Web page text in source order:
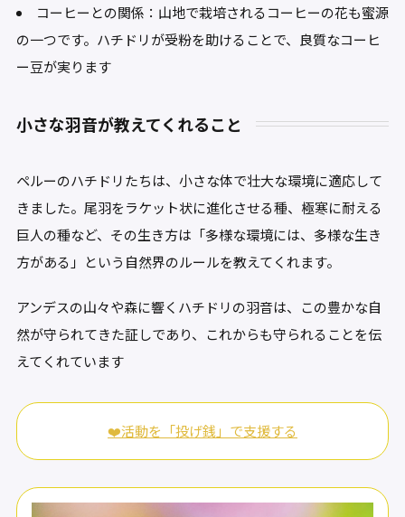
コーヒーとの関係：山地で栽培されるコーヒーの花も蜜源
の一つです。ハチドリが受粉を助けることで、良質なコーヒ
ー豆が実ります
小さな羽音が教えてくれること
ペルーのハチドリたちは、小さな体で壮大な環境に適応して
きました。尾羽をラケット状に進化させる種、極寒に耐える
巨人の種など、その生き方は「多様な環境には、多様な生き
方がある」という自然界のルールを教えてくれます。
アンデスの山々や森に響くハチドリの羽音は、この豊かな自
然が守られてきた証しであり、これからも守られることを伝
えてくれています
❤️活動を「投げ銭」で支援する